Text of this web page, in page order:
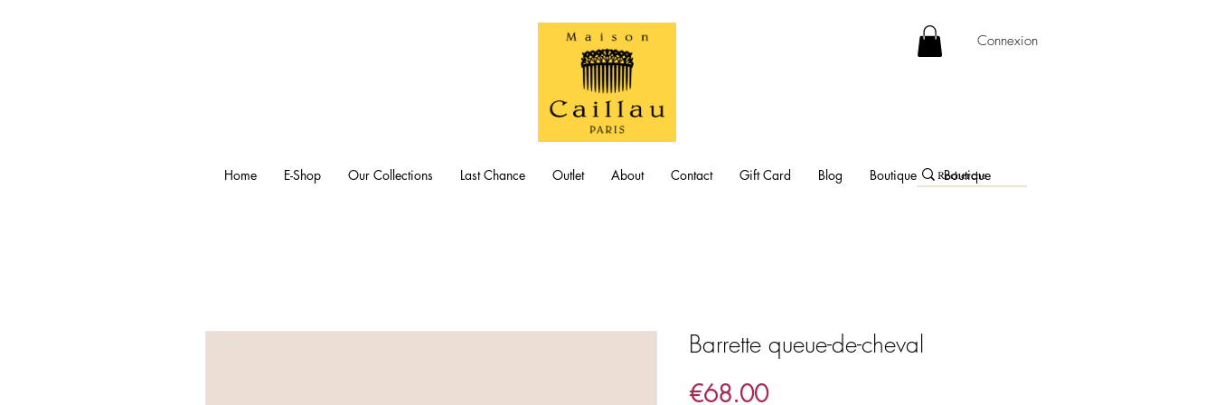
Connexion
Home E-Shop Our Collections Last Chance Outlet About Contact Gift Card Blog Boutique Boutique
Barrette queue-de-cheval
€68.00Price